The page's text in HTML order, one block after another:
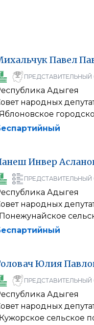
Павел
ПРЕДСТАВИТЕЛЬНЫЙ
Адыгея
народных
Инвер
ПРЕДСТАВИТЕЛЬНЫЙ
Адыгея
народных
Юлия
ПРЕДСТАВИТЕЛЬНЫЙ
Адыгея
народных
сельское